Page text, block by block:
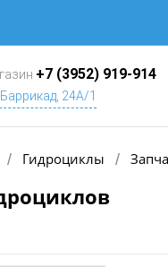
+7 (3952) 919-914
24А/1
/ Гидроциклы /